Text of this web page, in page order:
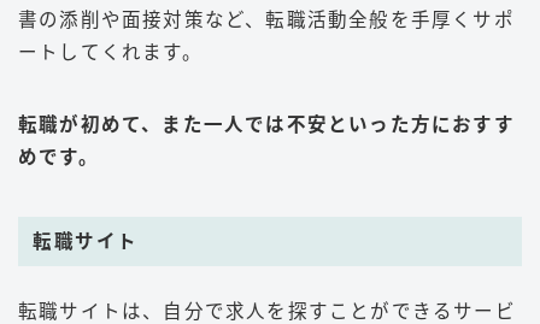
書の添削や面接対策など、転職活動全般を手厚くサポ
ートしてくれます。
転職が初めて、また一人では不安といった方におすす
めです。
転職サイト
転職サイトは、自分で求人を探すことができるサービ